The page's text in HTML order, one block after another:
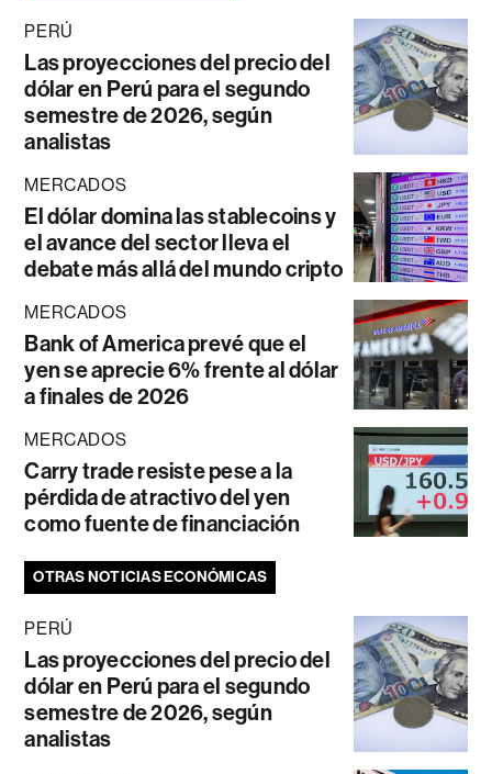
PERÚ
Las proyecciones del precio del
dólar en Perú para el segundo
semestre de 2026, según
analistas
MERCADOS
El dólar domina las stablecoins y
el avance del sector lleva el
debate más allá del mundo cripto
MERCADOS
Bank of America prevé que el
yen se aprecie 6% frente al dólar
a finales de 2026
MERCADOS
Carry trade resiste pese a la
pérdida de atractivo del yen
como fuente de financiación
OTRAS NOTICIAS ECONÓMICAS
PERÚ
Las proyecciones del precio del
dólar en Perú para el segundo
semestre de 2026, según
analistas